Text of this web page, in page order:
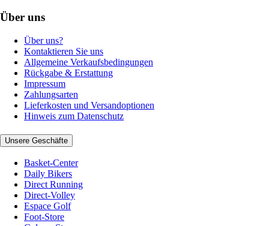
Über uns
Über uns?
Kontaktieren Sie uns
Allgemeine Verkaufsbedingungen
Rückgabe & Erstattung
Impressum
Zahlungsarten
Lieferkosten und Versandoptionen
Hinweis zum Datenschutz
Unsere Geschäfte
Basket-Center
Daily Bikers
Direct Running
Direct-Volley
Espace Golf
Foot-Store